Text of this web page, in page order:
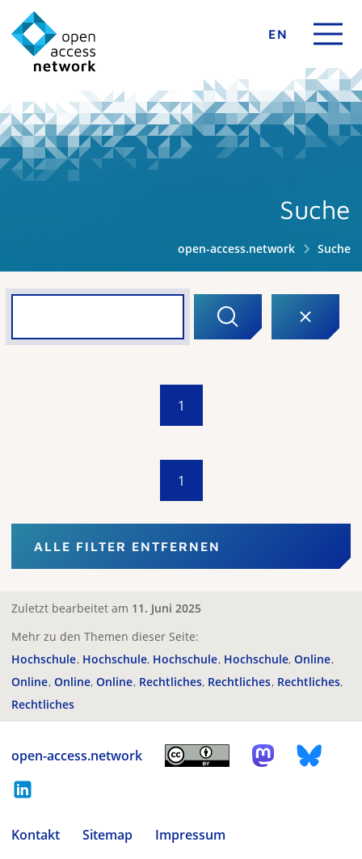
EN
Suche
open-access.network Suche
1
1
ALLE FILTER ENTFERNEN
Zuletzt bearbeitet am 11. Juni 2025
Mehr zu den Themen dieser Seite:
Hochschule Hochschule Hochschule Hochschule Online
Online Online Online Rechtliches Rechtliches Rechtliches
Rechtliches
open-access.network
Kontakt Sitemap
Impressum